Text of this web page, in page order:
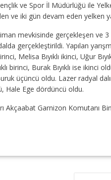
ve Spor İl Müdürlüğü ile
ve iki gün devam eden yelken
mevkisinde gerçekleşen ve
dalda gerçekleştirildi. Yapılan
Melisa Bıyıklı ikinci, Uğur
birinci, Burak Bıyıklı ise ikinci
üçüncü oldu. Lazer radyal
Hale Ege dördüncü oldu.
Akçaabat Garnizon Komutanı